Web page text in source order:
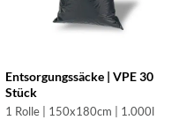
Entsorgungssäcke | VPE 30
Stück
1 Rolle | 150x180cm | 1.000l